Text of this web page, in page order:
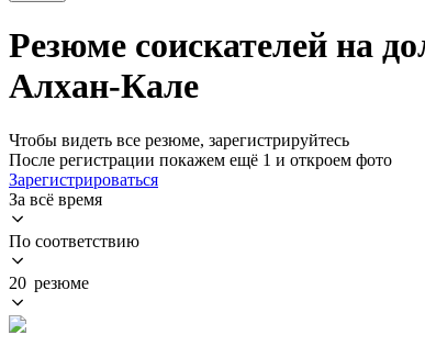
Резюме соискателей на
Алхан-Кале
Чтобы видеть все резюме, зарегистрируйтесь
После регистрации покажем ещё 1 и откроем фото
Зарегистрироваться
За всё время
По соответствию
20 резюме